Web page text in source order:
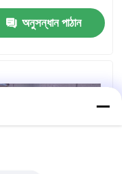
অনুসন্ধান পাঠান